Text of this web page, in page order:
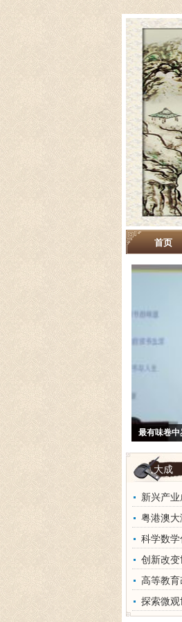
首页
禅宗六祖慧
大成
新兴产
粤港澳
科学数学
创新改
高等教
探索微